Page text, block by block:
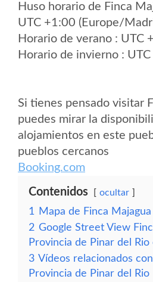
Huso horario de Finca
UTC +1:00 (Europe/
Horario de verano : UTC
Horario de invierno :
Si tienes pensado visitar
puedes mirar la
alojamientos en este
pueblos cercanos
Booking.com
Contenidos ocultar
1
Mapa de Finca Majagua
2 Google Street View
Provincia de Pinar del Rio
3 Vídeos relacionados
Provincia de Pinar del Rio